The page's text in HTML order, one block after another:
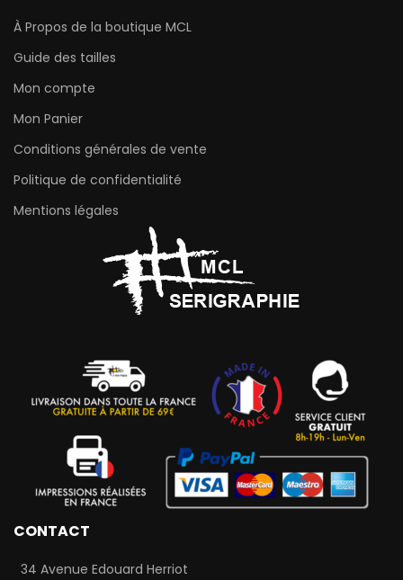
À Propos de la boutique MCL
Guide des tailles
Mon compte
Mon Panier
Conditions générales de vente
Politique de confidentialité
Mentions légales
CONTACT
34 Avenue Edouard Herriot